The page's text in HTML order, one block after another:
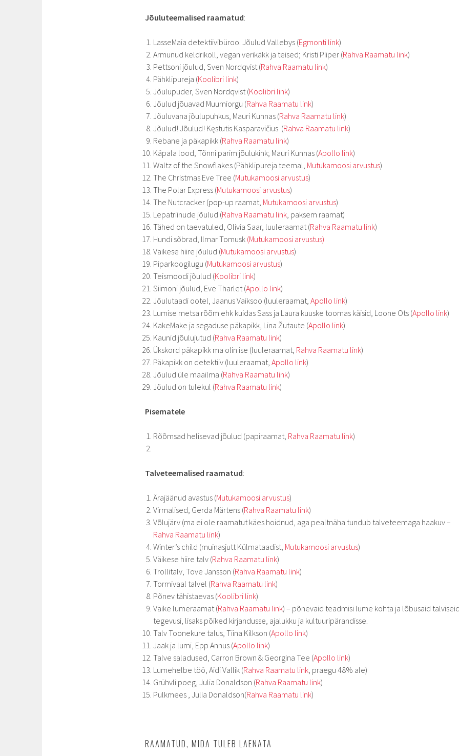
Jõuluteemalised raamatud:
LasseMaia detektiivibüroo. Jõulud Vallebys (Egmonti link)
Armunud keldrikoll, vegan verikäkk ja teised; Kristi Piiper (Rahva Raamatu link)
Pettsoni jõulud, Sven Nordqvist (Rahva Raamatu link)
Pähklipureja (Koolibri link)
Jõulupuder, Sven Nordqvist (Koolibri link)
Jõulud jõuavad Muumiorgu (Rahva Raamatu link)
Jõuluvana jõulupuhkus, Mauri Kunnas (Rahva Raamatu link)
Jõulud! Jõulud! Kęstutis Kasparavičius (Rahva Raamatu link)
Rebane ja päkapikk (Rahva Raamatu link)
Käpala lood, Tõnni parim jõulukink; Mauri Kunnas (Apollo link)
Waltz of the Snowflakes (Pähklipureja teemal, Mutukamoosi arvustus)
The Christmas Eve Tree (Mutukamoosi arvustus)
The Polar Express (Mutukamoosi arvustus)
The Nutcracker (pop-up raamat, Mutukamoosi arvustus)
Lepatriinude jõulud (Rahva Raamatu link, paksem raamat)
Tähed on taevatuled, Olivia Saar, luuleraamat (Rahva Raamatu link)
Hundi sõbrad, Ilmar Tomusk (Mutukamoosi arvustus)
Väikese hiire jõulud (Mutukamoosi arvustus)
Piparkoogilugu (Mutukamoosi arvustus)
Teismoodi jõulud (Koolibri link)
Siimoni jõulud, Eve Tharlet (Apollo link)
Jõulutaadi ootel, Jaanus Vaiksoo (luuleraamat, Apollo link)
Lumise metsa rõõm ehk kuidas Sass ja Laura kuuske toomas käisid, Loone Ots (Apollo link)
KakeMake ja segaduse päkapikk, Lina Žutaute (Apollo link)
Kaunid jõulujutud (Rahva Raamatu link)
Ükskord päkapikk ma olin ise (luuleraamat, Rahva Raamatu link)
Päkapikk on detektiiv (luuleraamat, Apollo link)
Jõulud üle maailma (Rahva Raamatu link)
Jõulud on tulekul (Rahva Raamatu link)
Pisematele
Rõõmsad helisevad jõulud (papiraamat, Rahva Raamatu link)
Talveteemalised raamatud:
Ärajäänud avastus (Mutukamoosi arvustus)
Virmalised, Gerda Märtens (Rahva Raamatu link)
Võlujärv (ma ei ole raamatut käes hoidnud, aga pealtnäha tundub talveteemaga haakuv –
Rahva Raamatu link)
Winter’s child (muinasjutt Külmataadist, Mutukamoosi arvustus)
Väikese hiire talv (Rahva Raamatu link)
Trollitalv, Tove Jansson (Rahva Raamatu link)
Tormivaal talvel (Rahva Raamatu link)
Põnev tähistaevas (Koolibri link)
Väike lumeraamat (Rahva Raamatu link) – põnevaid teadmisi lume kohta ja lõbusaid
tegevusi, lisaks põiked kirjandusse, ajalukku ja kultuuripärandisse.
Talv Toonekure talus, Tiina Kilkson (Apollo link)
Jaak ja lumi, Epp Annus (Apollo link)
Talve saladused, Carron Brown & Georgina Tee (Apollo link)
Lumehelbe töö, Aidi Vallik (Rahva Raamatu link, praegu 48% ale)
Grühvli poeg, Julia Donaldson (Rahva Raamatu link)
Pulkmees , Julia Donaldson(Rahva Raamatu link)
RAAMATUD, MIDA TULEB LAENATA